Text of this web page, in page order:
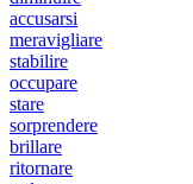
accusarsi
meravigliare
stabilire
occupare
stare
sorprendere
brillare
ritornare